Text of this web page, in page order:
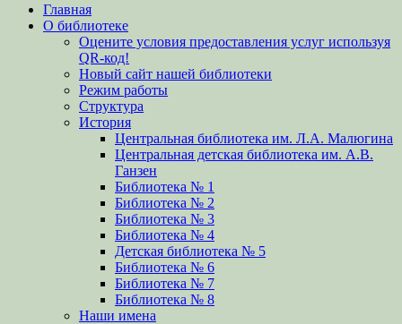
вверх
Главная
О библиотеке
Оцените условия предоставления услуг используя
QR-код!
Новый сайт нашей библиотеки
Режим работы
Структура
История
Центральная библиотека им. Л.А. Малюгина
Центральная детская библиотека им. А.В.
Ганзен
Библиотека № 1
Библиотека № 2
Библиотека № 3
Библиотека № 4
Детская библиотека № 5
Библиотека № 6
Библиотека № 7
Библиотека № 8
Наши имена